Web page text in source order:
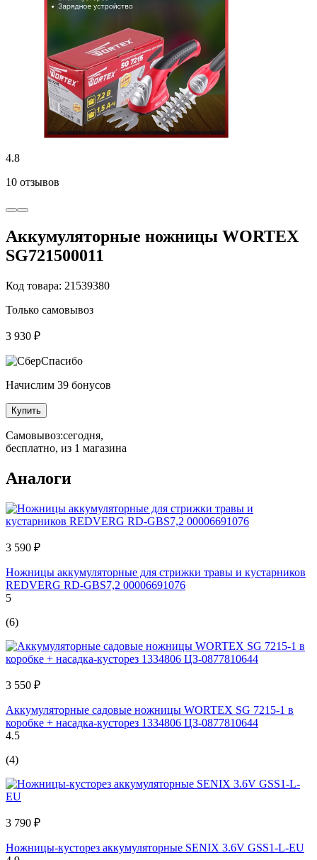
4.8
10 отзывов
Аккумуляторные ножницы WORTEX
SG721500011
Код товара: 21539380
Только самовывоз
3 930 ₽
Начислим 39 бонусов
Купить
Самовывоз:сегодня,
бесплатно, из 1 магазина
Аналоги
3 590 ₽
Ножницы аккумуляторные для стрижки травы и кустарников
REDVERG RD-GBS7,2 00006691076
5
(6)
3 550 ₽
Аккумуляторные садовые ножницы WORTEX SG 7215-1 в
коробке + насадка-кусторез 1334806 ЦЗ-0877810644
4.5
(4)
3 790 ₽
Ножницы-кусторез аккумуляторные SENIX 3.6V GSS1-L-EU